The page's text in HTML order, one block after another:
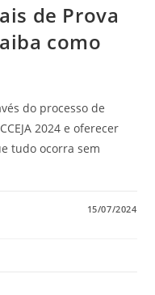
de Prova
como
do processo de
2024 e oferecer
tudo ocorra sem
15/07/2024